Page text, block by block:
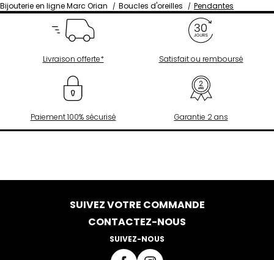
Bijouterie en ligne Marc Orian Boucles d'oreilles Pendantes
Livraison offerte* Satisfait ou remboursé
Paiement 100% sécurisé Garantie 2 ans
SUIVEZ VOTRE COMMANDE
CONTACTEZ-NOUS
SUIVEZ-NOUS